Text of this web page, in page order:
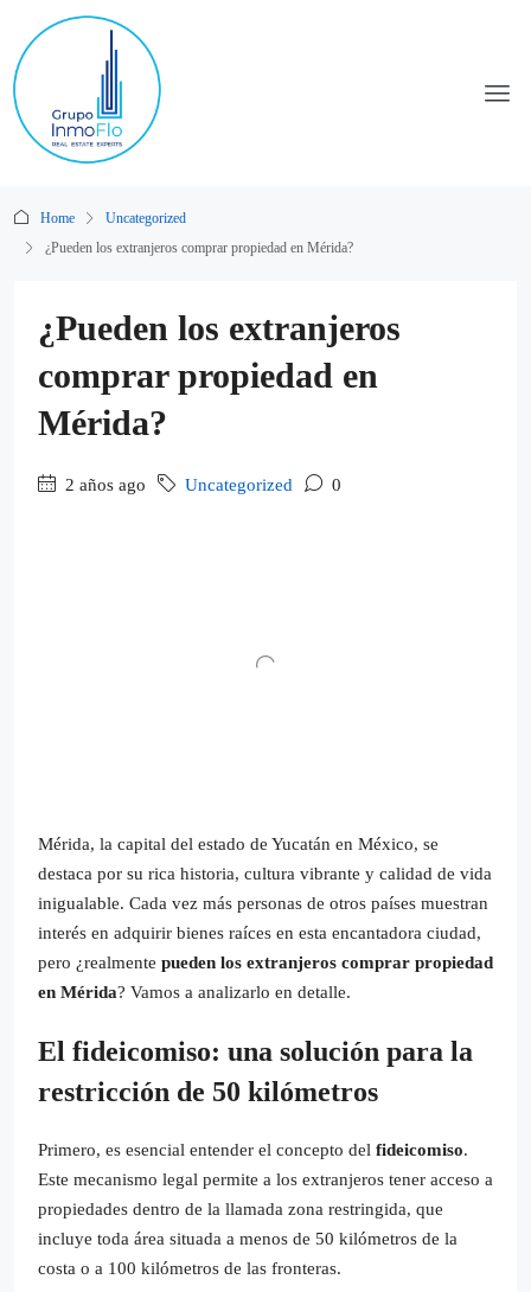
Home
Uncategorized
¿Pueden los extranjeros comprar propiedad en Mérida?
¿Pueden los extranjeros
comprar propiedad en
Mérida?
2 años ago Uncategorized 0
Mérida, la capital del estado de Yucatán en México, se
destaca por su rica historia, cultura vibrante y calidad de vida
inigualable. Cada vez más personas de otros países muestran
interés en adquirir bienes raíces en esta encantadora ciudad,
pero ¿realmente pueden los extranjeros comprar propiedad
en Mérida? Vamos a analizarlo en detalle.
El fideicomiso: una solución para la
restricción de 50 kilómetros
Primero, es esencial entender el concepto del fideicomiso.
Este mecanismo legal permite a los extranjeros tener acceso a
propiedades dentro de la llamada zona restringida, que
incluye toda área situada a menos de 50 kilómetros de la
costa o a 100 kilómetros de las fronteras.